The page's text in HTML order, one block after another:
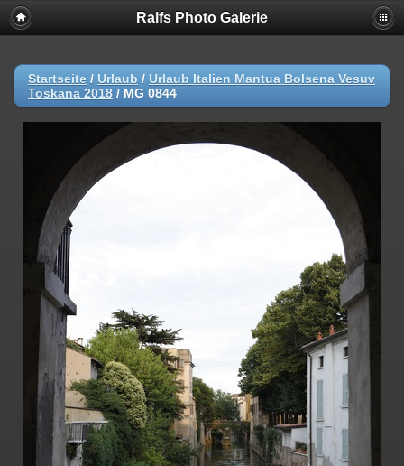
Ralfs Photo Galerie
Startseite / Urlaub / Urlaub Italien Mantua Bolsena Vesuv
Toskana 2018 / MG 0844